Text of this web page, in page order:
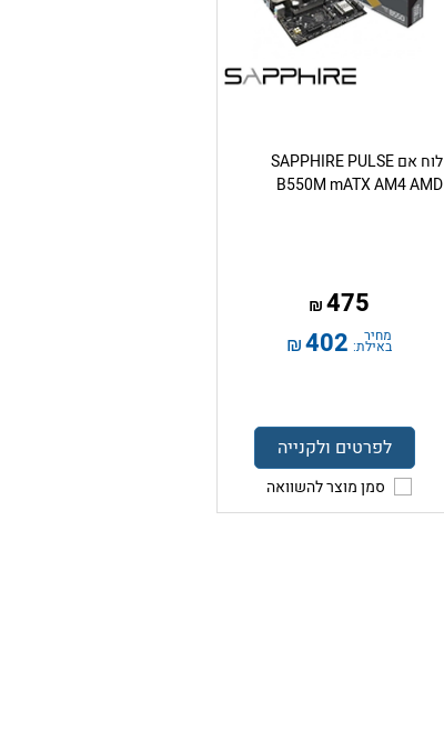
לוח אם SAPPHIRE PULSE
B550M mATX AM4 AMD
475
₪
מחיר
באילת: 402
₪
לפרטים ולקנייה
סמן מוצר להשוואה